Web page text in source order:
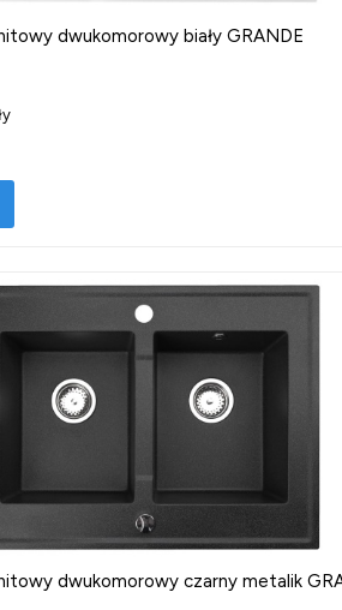
dwukomorowy biały GRANDE
dwukomorowy czarny metalik